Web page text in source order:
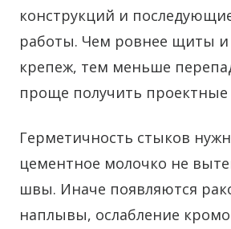
конструкций и
работы. Чем ровнее щиты и
крепеж, тем меньше
проще получить
Герметичность стыков
цементное молочко не
швы. Иначе появляются
наплывы, ослабление